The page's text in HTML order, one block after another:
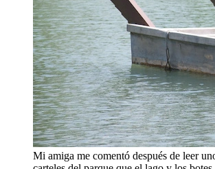
Mi amiga me comentó después de leer